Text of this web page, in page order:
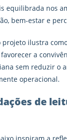
equilibrada nos
bem-estar e
projeto ilustra
a
sem reduzir o
operacional.
de